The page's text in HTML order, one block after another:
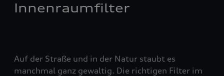
Innenraumfilter
Auf der Straße und in der Natur staubt es
manchmal ganz gewaltig. Die richtigen Filter im